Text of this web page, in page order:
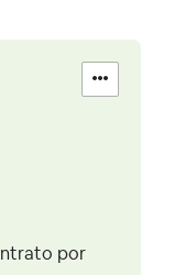
por